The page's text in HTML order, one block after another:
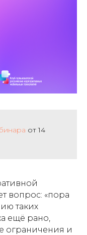
от 14
вопрос: «пора
таких
ещё рано,
ограничения и